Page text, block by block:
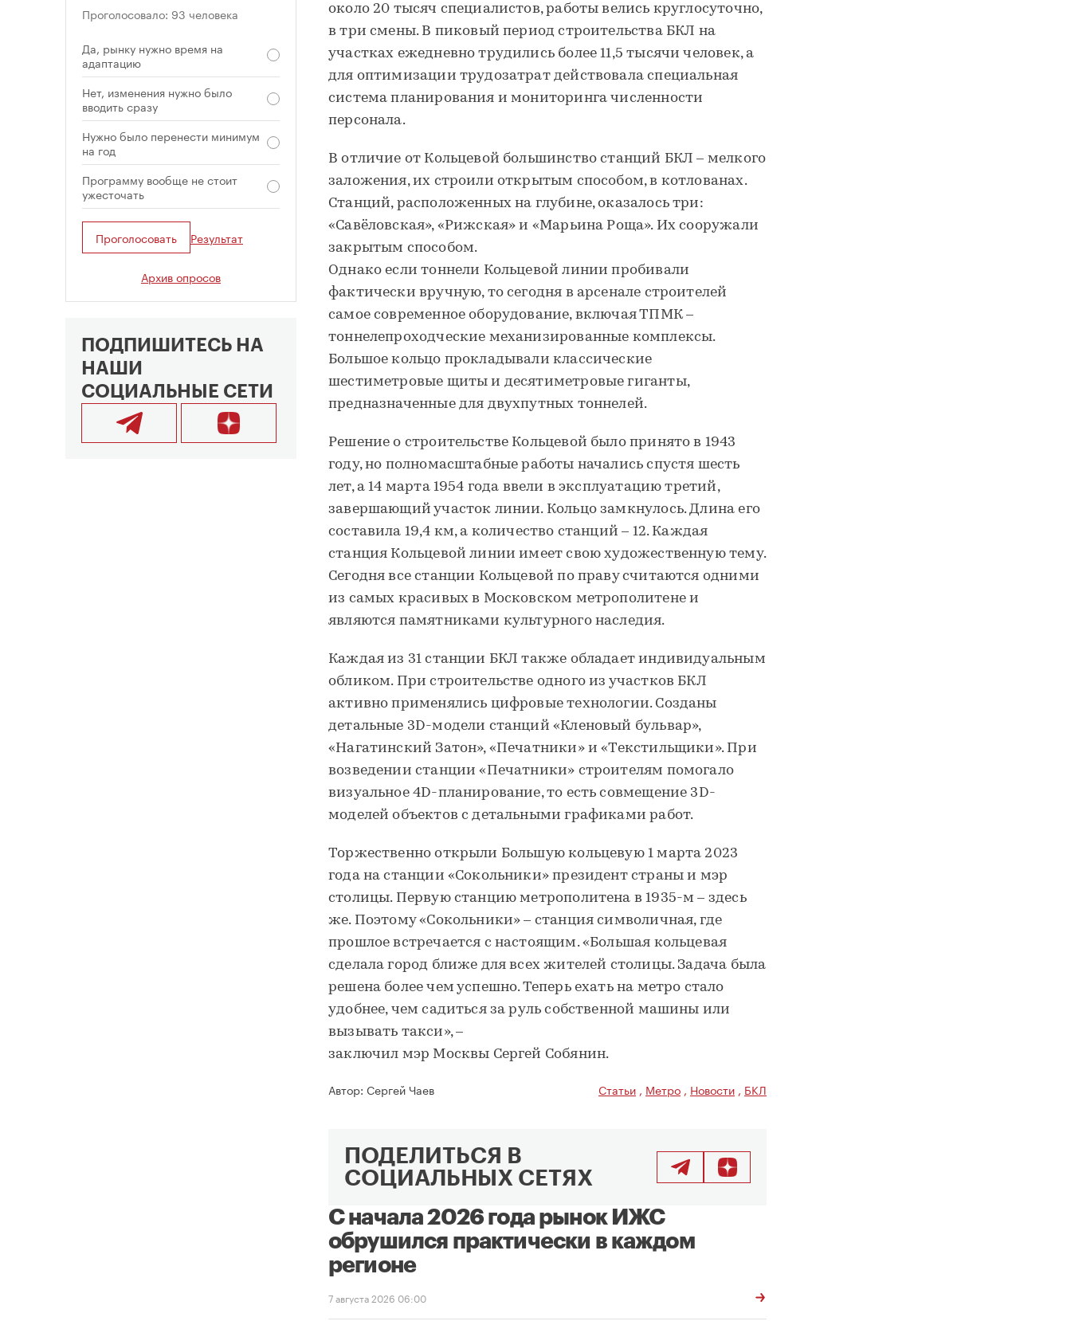
около 20 тысяч специалистов, работы велись круглосуточно,
в три смены. В пиковый период строительства БКЛ на
участках ежедневно трудились более 11,5 тысячи человек, а
для оптимизации трудозатрат действовала специальная
система планирования и мониторинга численности
персонала.
В отличие от Кольцевой большинство станций БКЛ – мелкого
заложения, их строили открытым способом, в котлованах.
Станций, расположенных на глубине, оказалось три:
«Савёловская», «Рижская» и «Марьина Роща». Их сооружали
закрытым способом.
Однако если тоннели Кольцевой линии пробивали
фактически вручную, то сегодня в арсенале строителей
самое современное оборудование, включая ТПМК –
тоннелепроходческие механизированные комплексы.
Большое кольцо прокладывали классические
шестиметровые щиты и десятиметровые гиганты,
предназначенные для двухпутных тоннелей.
Решение о строительстве Кольцевой было принято в 1943
году, но полномасштабные работы начались спустя шесть
лет, а 14 марта 1954 года ввели в эксплуатацию третий,
завершающий участок линии. Кольцо замкнулось. Длина его
составила 19,4 км, а количество станций – 12. Каждая
станция Кольцевой линии имеет свою художественную тему.
Сегодня все станции Кольцевой по праву считаются одними
из самых красивых в Московском метрополитене и
являются памятниками культурного наследия.
Каждая из 31 станции БКЛ также обладает индивидуальным
обликом. При строительстве одного из участков БКЛ
активно применялись цифровые технологии. Созданы
детальные 3D-модели станций «Кленовый бульвар»,
«Нагатинский Затон», «Печатники» и «Текстильщики». При
возведении станции «Печатники» строителям помогало
визуальное 4D-планирование, то есть совмещение 3D-
моделей объектов с детальными графиками работ.
Торжественно открыли Большую кольцевую 1 марта 2023
года на станции «Сокольники» президент страны и мэр
столицы. Первую станцию метрополитена в 1935-м – здесь
же. Поэтому «Сокольники» – станция символичная, где
прошлое встречается с настоящим. «Большая кольцевая
сделала город ближе для всех жителей столицы. Задача была
решена более чем успешно. Теперь ехать на метро стало
удобнее, чем садиться за руль собственной машины или
вызывать такси», –
заключил мэр Москвы Сергей Собянин.
Автор: Сергей Чаев Статьи , Метро , Новости , БКЛ
ПОДЕЛИТЬСЯ В
СОЦИАЛЬНЫХ СЕТЯХ
С начала 2026 года рынок ИЖС
обрушился практически в каждом
регионе
7 августа 2026 06:00
Проголосовало: 93 человека
Да, рынку нужно время на
адаптацию
Нет, изменения нужно было
вводить сразу
Нужно было перенести минимум
на год
Программу вообще не стоит
ужесточать
Проголосовать Результат
Архив опросов
ПОДПИШИТЕСЬ НА
НАШИ
СОЦИАЛЬНЫЕ СЕТИ